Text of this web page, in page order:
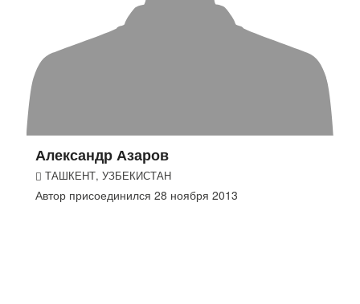
Александр Азаров
ТАШКЕНТ, УЗБЕКИСТАН
Автор присоединился 28 ноября 2013